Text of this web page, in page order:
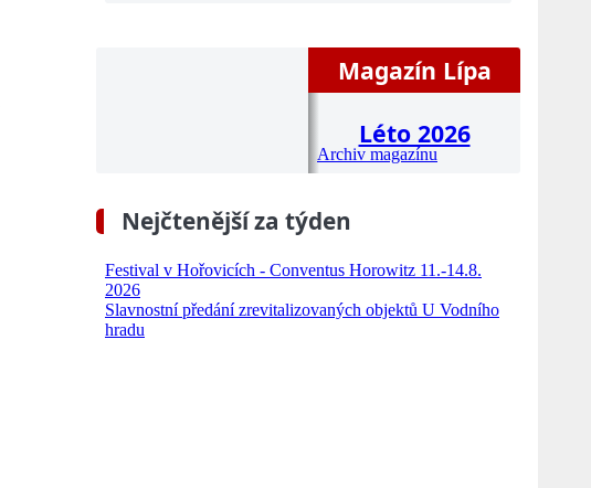
Magazín Lípa
Léto 2026
Archiv magazínu
Nejčtenější za týden
Festival v Hořovicích - Conventus Horowitz 11.-14.8.
2026
Slavnostní předání zrevitalizovaných objektů U Vodního
hradu